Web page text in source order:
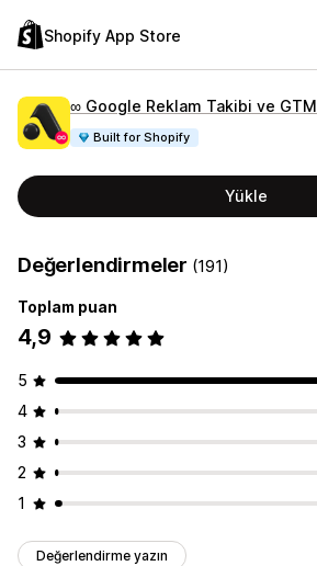
Shopify App Store
∞ Google Reklam Takibi ve GTM
Built for Shopify
Yükle
Değerlendirmeler (191)
Toplam puan
4,9
5
4
3
2
1
Değerlendirme yazın